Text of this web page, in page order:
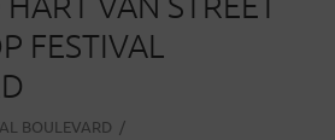
FESTIVAL
BOULEVARD